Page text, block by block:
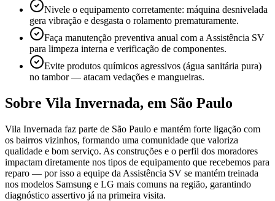
Nivele o equipamento corretamente: máquina desnivelada
gera vibração e desgasta o rolamento prematuramente.
Faça manutenção preventiva anual com a Assistência SV
para limpeza interna e verificação de componentes.
Evite produtos químicos agressivos (água sanitária pura)
no tambor — atacam vedações e mangueiras.
Sobre Vila Invernada, em São Paulo
Vila Invernada faz parte de São Paulo e mantém forte ligação com
os bairros vizinhos, formando uma comunidade que valoriza
qualidade e bom serviço. As construções e o perfil dos moradores
impactam diretamente nos tipos de equipamento que recebemos para
reparo — por isso a equipe da Assistência SV se mantém treinada
nos modelos Samsung e LG mais comuns na região, garantindo
diagnóstico assertivo já na primeira visita.